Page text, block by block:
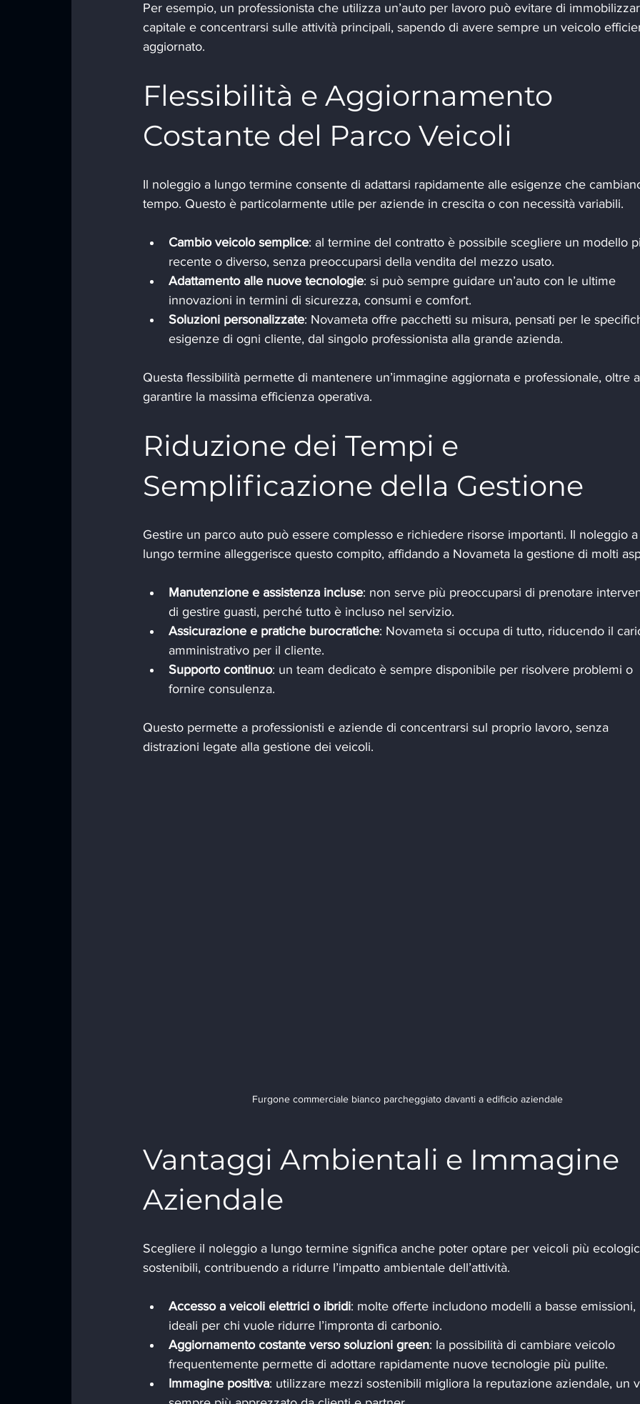
Per esempio, un professionista che utilizza un’auto per lavoro può evitare di
capitale e concentrarsi sulle attività principali, sapendo di avere sempre un veicolo
aggiornato.
Flessibilità e Aggiornamento
Costante del Parco Veicoli
Il noleggio a lungo termine consente di adattarsi rapidamente alle esigenze che
tempo. Questo è particolarmente utile per aziende in crescita o con necessità variabili.
Cambio veicolo semplice: al termine del contratto è possibile scegliere un modello
recente o diverso, senza preoccuparsi della vendita del mezzo usato.
Adattamento alle nuove tecnologie: si può sempre guidare un’auto con le ultime
innovazioni in termini di sicurezza, consumi e comfort.
Soluzioni personalizzate: Novameta offre pacchetti su misura, pensati per le
esigenze di ogni cliente, dal singolo professionista alla grande azienda.
Questa flessibilità permette di mantenere un’immagine aggiornata e professionale, oltre a
garantire la massima efficienza operativa.
Riduzione dei Tempi e
Semplificazione della Gestione
Gestire un parco auto può essere complesso e richiedere risorse importanti. Il noleggio a
lungo termine alleggerisce questo compito, affidando a Novameta la gestione di molti
Manutenzione e assistenza incluse: non serve più preoccuparsi di prenotare
di gestire guasti, perché tutto è incluso nel servizio.
Assicurazione e pratiche burocratiche: Novameta si occupa di tutto, riducendo il
amministrativo per il cliente.
Supporto continuo: un team dedicato è sempre disponibile per risolvere problemi o
fornire consulenza.
Questo permette a professionisti e aziende di concentrarsi sul proprio lavoro, senza
distrazioni legate alla gestione dei veicoli.
Furgone commerciale bianco parcheggiato davanti a edificio aziendale
Vantaggi Ambientali e Immagine
Aziendale
Scegliere il noleggio a lungo termine significa anche poter optare per veicoli più
sostenibili, contribuendo a ridurre l’impatto ambientale dell’attività.
Accesso a veicoli elettrici o ibridi: molte offerte includono modelli a basse emissioni,
ideali per chi vuole ridurre l’impronta di carbonio.
Aggiornamento costante verso soluzioni green: la possibilità di cambiare veicolo
frequentemente permette di adottare rapidamente nuove tecnologie più pulite.
Immagine positiva: utilizzare mezzi sostenibili migliora la reputazione aziendale, un